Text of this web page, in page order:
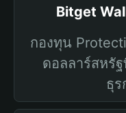
Bitget
กองทุน
ดอลลาร์สหรั
ธุ